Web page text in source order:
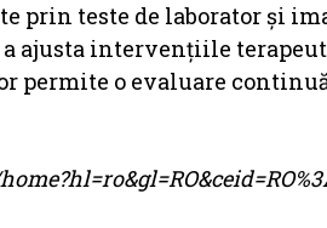
prin teste de laborator și
intervențiile
permite o evaluare